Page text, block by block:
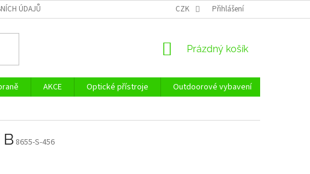
ÚDAJŮ ZÁSADY POUŽÍVÁNÍ SOUBORŮ COOKIES REKLAMAČNÍ ŘÁD -
CZK Přihlášení
NÁKUPNÍ
Prázdný košík
AKCE Optické přístroje Outdoorové vybavení
B 8655-S-456